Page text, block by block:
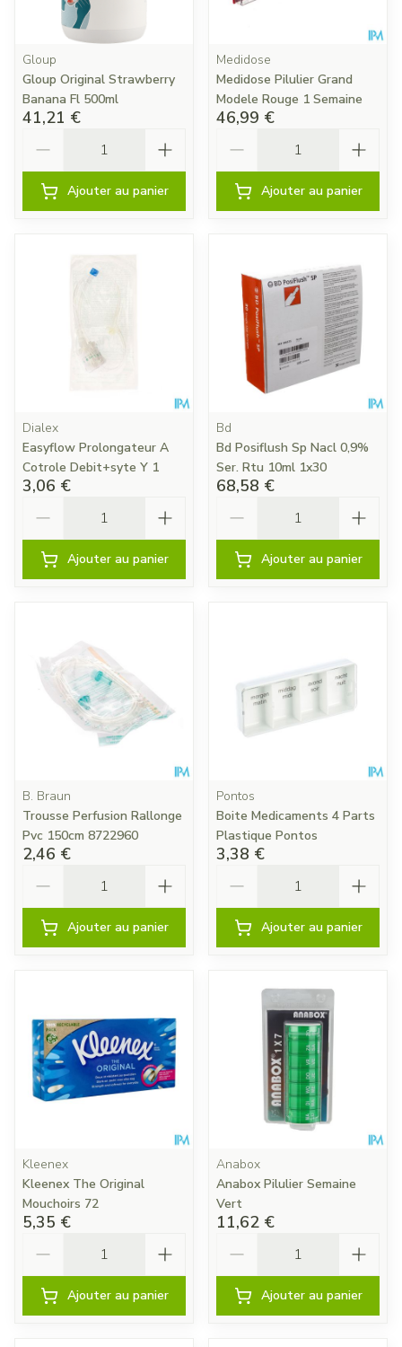
Gloup
Gloup Original Strawberry
Banana Fl 500ml
41,21 €
Ajouter au panier
Medidose
Medidose Pilulier Grand
Modele Rouge 1 Semaine
46,99 €
Ajouter au panier
Dialex
Easyflow Prolongateur A
Cotrole Debit+syte Y 1
3,06 €
Ajouter au panier
Bd
Bd Posiflush Sp Nacl 0,9%
Ser. Rtu 10ml 1x30
68,58 €
Ajouter au panier
B. Braun
Trousse Perfusion Rallonge
Pvc 150cm 8722960
2,46 €
Ajouter au panier
Pontos
Boite Medicaments 4 Parts
Plastique Pontos
3,38 €
Ajouter au panier
Kleenex
Kleenex The Original
Mouchoirs 72
5,35 €
Ajouter au panier
Anabox
Anabox Pilulier Semaine
Vert
11,62 €
Ajouter au panier